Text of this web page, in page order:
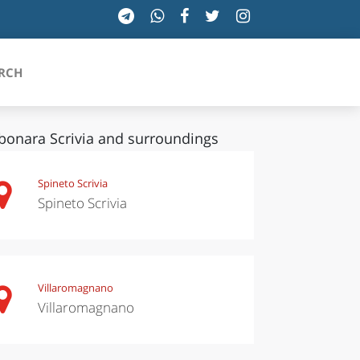
TOSCANA
VALLE D'AOSTA
Scrivia and surroundings
Spineto Scrivia
Spineto Scrivia
Villaromagnano
Villaromagnano